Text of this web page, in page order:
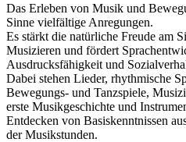
Das Erleben von Musik und
Sinne vielfältige Anregungen.
Es stärkt die natürliche Freude am
Musizieren und fördert
Ausdrucksfähigkeit und
Dabei stehen Lieder, rhythmische
Bewegungs- und Tanzspiele,
erste Musikgeschichte und
Entdecken von Basiskenntnissen
der Musikstunden.